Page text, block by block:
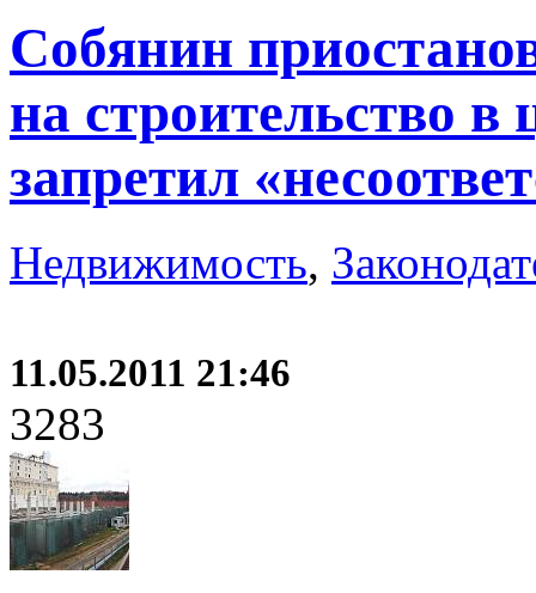
Собянин
на строительство в
запретил
Недвижимость,
11.05.2011 21:46
3283